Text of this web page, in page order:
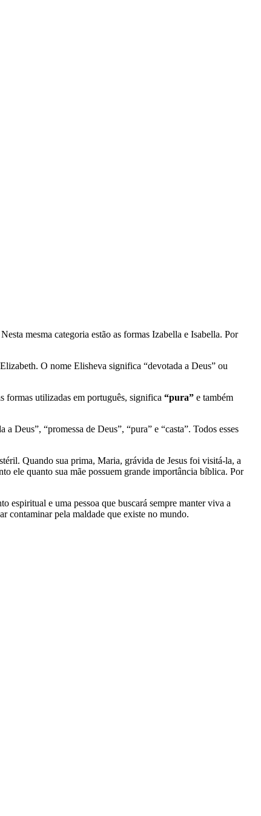
mesma categoria estão as formas Izabella e Isabella. Por
formas utilizadas em português, significa “pura” e também
Deus”, “promessa de Deus”, “pura” e “casta”. Todos esses
Quando sua prima, Maria, grávida de Jesus foi visitá-la, a
ele quanto sua mãe possuem grande importância bíblica. Por
espiritual e uma pessoa que buscará sempre manter viva a
contaminar pela maldade que existe no mundo.